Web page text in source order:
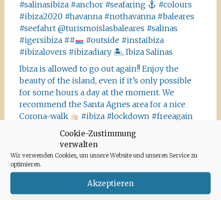
Cookie-Zustimmung
verwalten
Wir verwenden Cookies, um unsere Website und unseren Service zu
optimieren.
Akzeptieren
#salinasibiza #anchor #seafaring
#colours
#ibiza2020 #havanna #nothavanna #baleares
#seefahrt @turismoislasbaleares #salinas
#igersibiza ##
#outside #instaibiza
#ibizalovers #ibizadiary 🏝, Ibiza Salinas
Ibiza is allowed to go out again!! Enjoy the
beauty of the island, even if it’s only possible
for some hours a day at the moment. We
recommend the Santa Agnes area for a nice
Corona-walk
#ibiza #lockdown #freeagain
#instawalk #ibizanature #ibiza2020 #spain
#green #road #outside #santaagnea #nature
#enjoylife #ibizadiary, Santa Agnès de Corona